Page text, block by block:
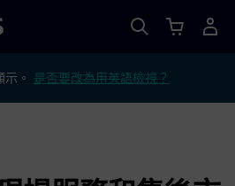
示。 是否要改為用英語檢視？